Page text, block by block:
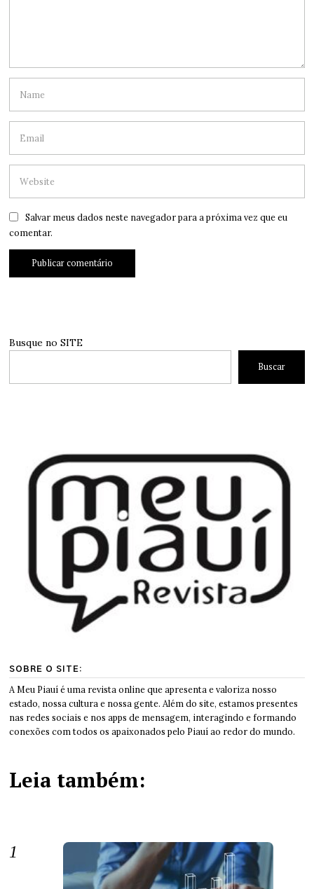
Salvar meus dados neste navegador para a próxima vez que eu
comentar.
Busque no SITE
Buscar
SOBRE O SITE:
A Meu Piauí é uma revista online que apresenta e valoriza nosso
estado, nossa cultura e nossa gente. Além do site, estamos presentes
nas redes sociais e nos apps de mensagem, interagindo e formando
conexões com todos os apaixonados pelo Piauí ao redor do mundo.
Leia também: